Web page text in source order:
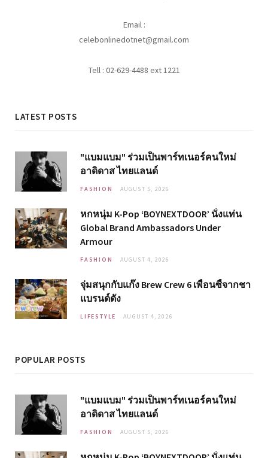
Email :
celebonlinedotnet@gmail.com
Tell : 02-629-4488 ext 1221
LATEST POSTS
"แบมแบม" ร่วมเป็นพาร์ทเนอร์คนใหม่
อาดิดาส ไทยแลนด์
FASHION AUGUST 5, 2026
หกหนุ่ม K-Pop ‘BOYNEXTDOOR’ นั่งแท่น
Global Brand Ambassadors Under
Armour
FASHION AUGUST 4, 2026
จุ่มสนุกกับแก๊ง Brew Crew 6 เพื่อนซี้จากชา
แบรนด์ดัง
LIFESTYLE AUGUST 4, 2026
POPULAR POSTS
"แบมแบม" ร่วมเป็นพาร์ทเนอร์คนใหม่
อาดิดาส ไทยแลนด์
FASHION AUGUST 5, 2026